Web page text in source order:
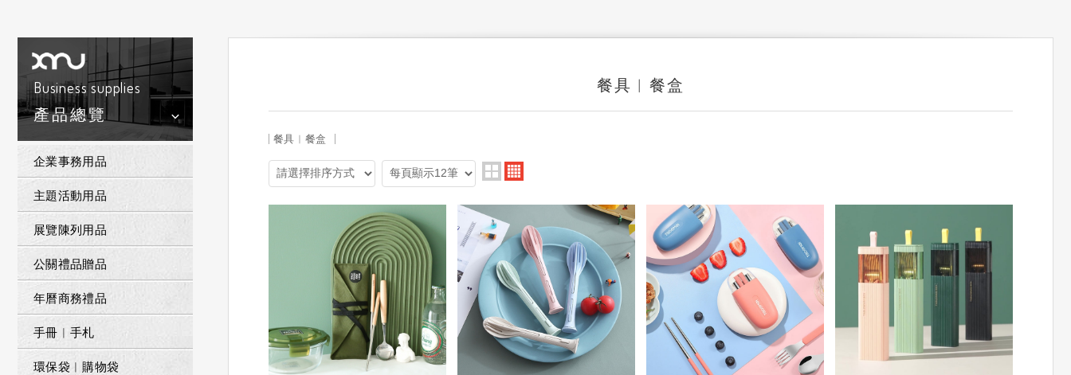
Business supplies
產品總覽
企業事務用品
主題活動用品
展覽陳列用品
公關禮品贈品
年曆商務禮品
手冊︱手札
環保袋︱購物袋
餐具︱餐盒
餐具︱餐盒